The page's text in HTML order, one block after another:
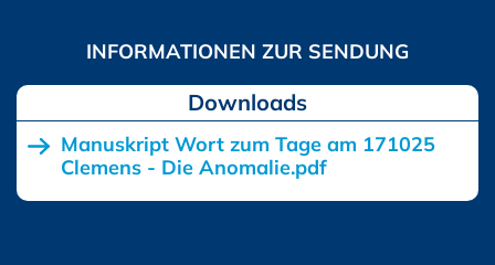
Downloads
Manuskript Wort zum Tage am 171025
Clemens - Die Anomalie.pdf